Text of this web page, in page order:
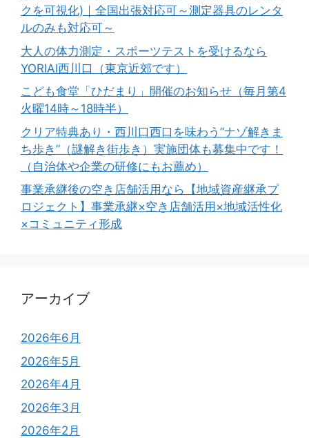
クを可視化)｜全国出張対応可～測定器具のレンタ
ルのみも対応可～
大人の体力測定・スポーツテストを受けるなら
YORIAI西川口（東京近郊です）
こども食堂「ひだまり」開催のお知らせ（毎月第4
火曜14時～18時半）
クリア特典あり・西川口西口を味わう”ナゾ解きま
ち歩き”（謎解き街歩き）実施団体も募集中です！
（自治体や企業の研修にもお薦め）
事業承継後の空き店舗活用なら【地域資産継承プ
ロジェクト】事業承継×空き店舗活用×地域活性化
×コミュニティ形成
アーカイブ
2026年6月
2026年5月
2026年4月
2026年3月
2026年2月